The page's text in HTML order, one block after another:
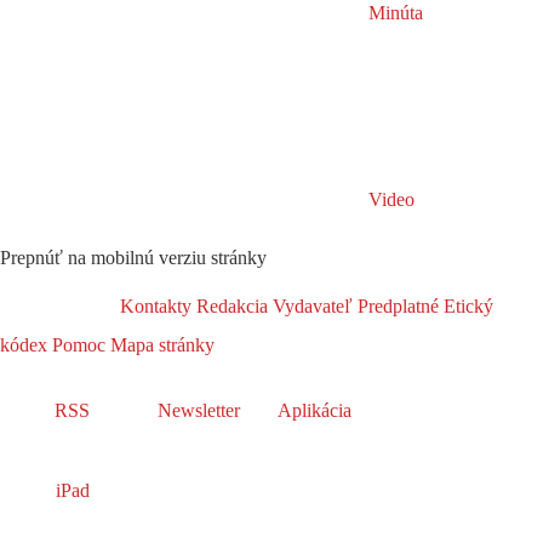
Minúta
Video
Prepnúť na mobilnú verziu stránky
Kontakty Redakcia Vydavateľ Predplatné Etický
kódex Pomoc Mapa stránky
RSS Newsletter Aplikácia
iPad